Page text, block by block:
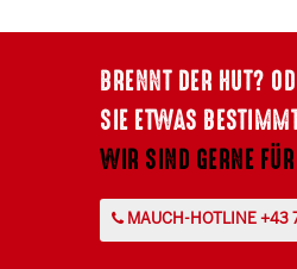
BRENNT DER HUT?
SIE ETWAS
WIR SIND GERNE
MAUCH-HOTLINE +43